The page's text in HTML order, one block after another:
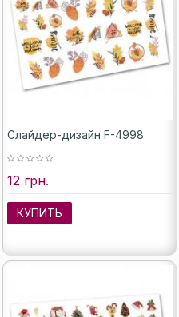
Слайдер-дизайн F-4998
12 грн.
КУПИТЬ